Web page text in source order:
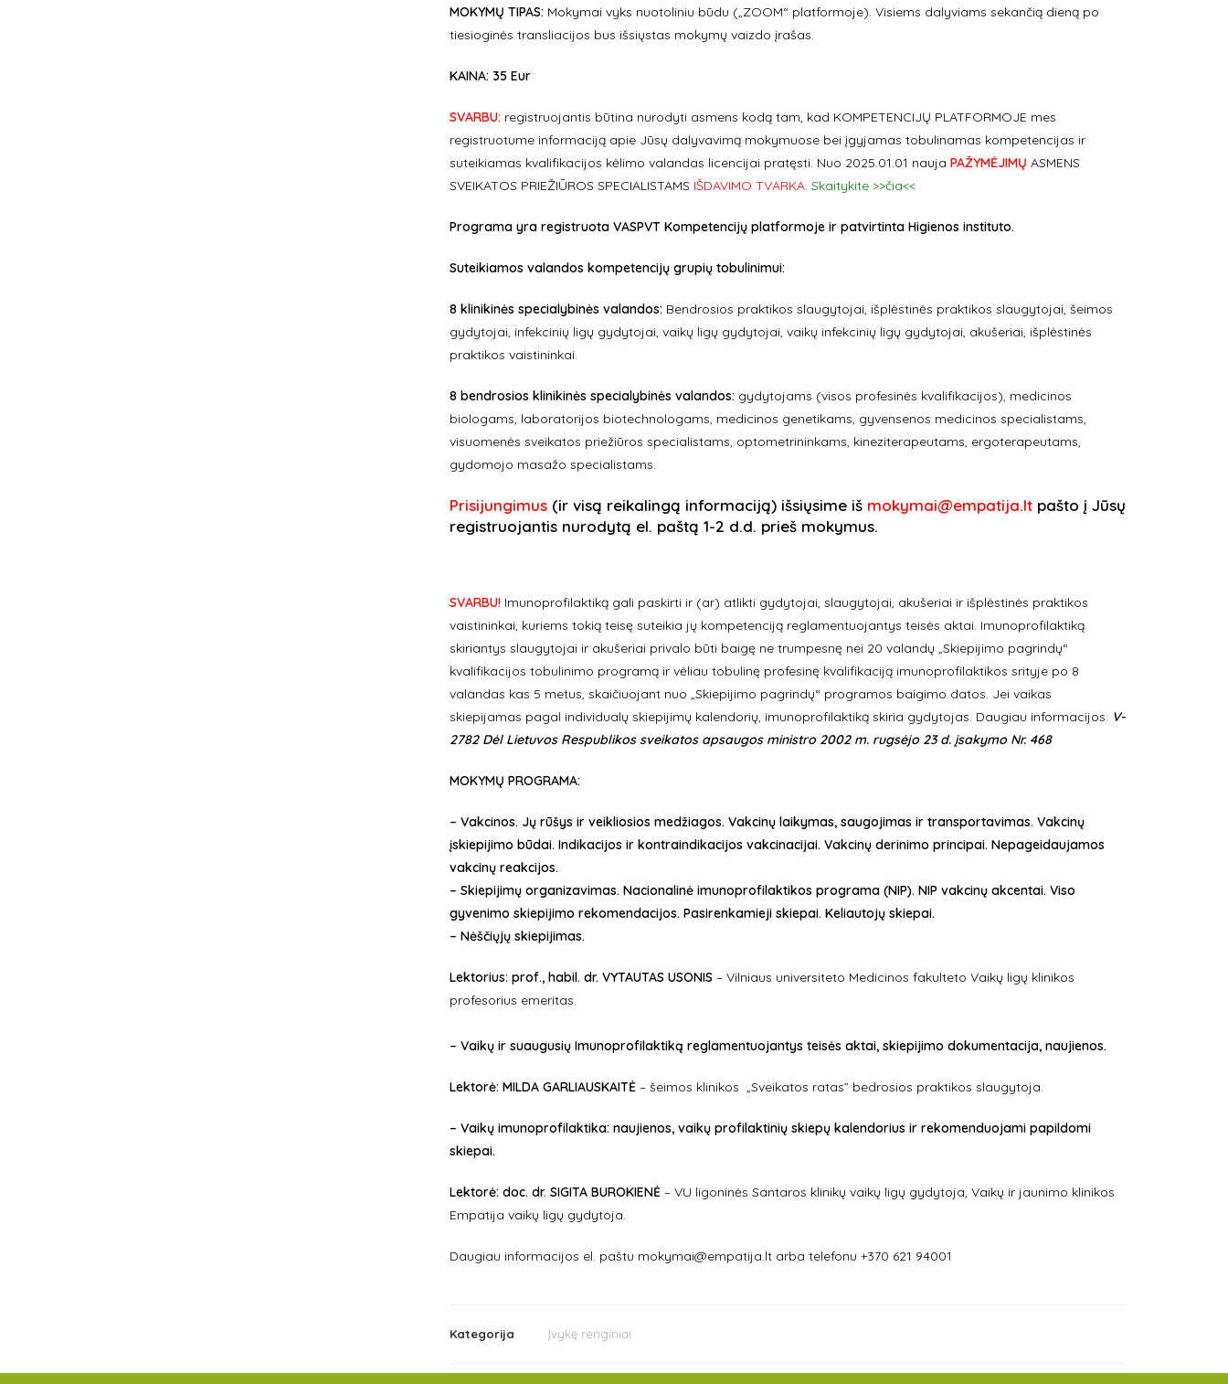
MOKYMŲ TIPAS: Mokymai vyks nuotoliniu būdu („ZOOM“ platformoje). Visiems dalyviams sekančią dieną po
tiesioginės transliacijos bus išsiųstas mokymų vaizdo įrašas.
KAINA: 35 Eur
SVARBU: registruojantis būtina nurodyti asmens kodą tam, kad KOMPETENCIJŲ PLATFORMOJE mes
registruotume informaciją apie Jūsų dalyvavimą mokymuose bei įgyjamas tobulinamas kompetencijas ir
suteikiamas kvalifikacijos kėlimo valandas licencijai pratęsti. Nuo 2025.01.01 nauja PAŽYMĖJIMŲ ASMENS
SVEIKATOS PRIEŽIŪROS SPECIALISTAMS IŠDAVIMO TVARKA. Skaitykite >>čia<<
Programa yra registruota VASPVT Kompetencijų platformoje ir patvirtinta Higienos instituto.
Suteikiamos valandos kompetencijų grupių tobulinimui:
8 klinikinės specialybinės valandos: Bendrosios praktikos slaugytojai, išplėstinės praktikos slaugytojai, šeimos
gydytojai, infekcinių ligų gydytojai, vaikų ligų gydytojai, vaikų infekcinių ligų gydytojai, akušeriai, išplėstinės
praktikos vaistininkai.
8 bendrosios klinikinės specialybinės valandos: gydytojams (visos profesinės kvalifikacijos), medicinos
biologams, laboratorijos biotechnologams, medicinos genetikams, gyvensenos medicinos specialistams,
visuomenės sveikatos priežiūros specialistams, optometrininkams, kineziterapeutams, ergoterapeutams,
gydomojo masažo specialistams.
Prisijungimus(ir visą reikalingą informaciją) išsiųsime iš mokymai@empatija.ltpašto į Jūsų
registruojantis nurodytą el. paštą 1-2 d.d. prieš mokymus.
SVARBU! Imunoprofilaktiką gali paskirti ir (ar) atlikti gydytojai, slaugytojai, akušeriai ir išplėstinės praktikos
vaistininkai, kuriems tokią teisę suteikia jų kompetenciją reglamentuojantys teisės aktai. Imunoprofilaktiką
skiriantys slaugytojai ir akušeriai privalo būti baigę ne trumpesnę nei 20 valandų „Skiepijimo pagrindų“
kvalifikacijos tobulinimo programą ir vėliau tobulinę profesinę kvalifikaciją imunoprofilaktikos srityje po 8
valandas kas 5 metus, skaičiuojant nuo „Skiepijimo pagrindų“ programos baigimo datos. Jei vaikas
skiepijamas pagal individualų skiepijimų kalendorių, imunoprofilaktiką skiria gydytojas. Daugiau informacijos: V-
2782 Dėl Lietuvos Respublikos sveikatos apsaugos ministro 2002 m. rugsėjo 23 d. įsakymo Nr. 468
MOKYMŲ PROGRAMA:
– Vakcinos. Jų rūšys ir veikliosios medžiagos. Vakcinų laikymas, saugojimas ir transportavimas. Vakcinų
įskiepijimo būdai. Indikacijos ir kontraindikacijos vakcinacijai. Vakcinų derinimo principai. Nepageidaujamos
vakcinų reakcijos.
– Skiepijimų organizavimas. Nacionalinė imunoprofilaktikos programa (NIP). NIP vakcinų akcentai. Viso
gyvenimo skiepijimo rekomendacijos. Pasirenkamieji skiepai. Keliautojų skiepai.
– Nėščiųjų skiepijimas.
Lektorius: prof., habil. dr. VYTAUTAS USONIS – Vilniaus universiteto Medicinos fakulteto Vaikų ligų klinikos
profesorius emeritas.
– Vaikų ir suaugusių Imunoprofilaktiką reglamentuojantys teisės aktai, skiepijimo dokumentacija, naujienos.
Lektorė: MILDA GARLIAUSKAITĖ– šeimos klinikos „Sveikatos ratas” bedrosios praktikos slaugytoja.
– Vaikų imunoprofilaktika: naujienos, vaikų profilaktinių skiepų kalendorius ir rekomenduojami papildomi
skiepai.
Lektorė: doc. dr. SIGITA BUROKIENĖ– VU ligoninės Santaros klinikų vaikų ligų gydytoja, Vaikų ir jaunimo klinikos
Empatija vaikų ligų gydytoja.
Daugiau informacijos el. paštu mokymai@empatija.lt arba telefonu +370 621 94001
Kategorija Įvykę renginiai